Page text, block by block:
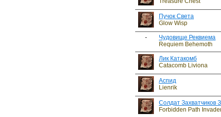
Пучок Света
Glow Wisp
-
Чудовище Реквиема
Requiem Behemoth
Лик Катакомб
Catacomb Liviona
Аспид
Lienrik
Солдат Захватчиков
Forbidden Path